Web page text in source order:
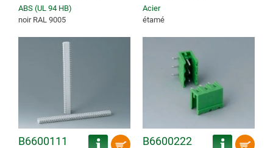
ABS (UL 94 HB)
noir RAL 9005
Acier
étamé
B6600111 B6600222